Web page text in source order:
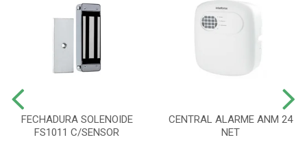
FECHADURA SOLENOIDE
FS1011 C/SENSOR
CENTRAL ALARME ANM 24
NET